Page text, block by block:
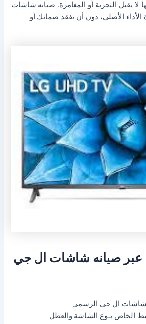
لا يقبل التجربة أو المغامرة. صيانه شاشات
الأصلي، دون أن تفقد ضمانك أو
عبر صيانه شاشات ال جي
شاشات ال جي الرسمي
الخاص بنوع الشاشة والعطل